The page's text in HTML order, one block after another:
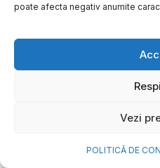
poate afecta negativ anumite
Vezi
POLITICĂ DE
NOVA Power &